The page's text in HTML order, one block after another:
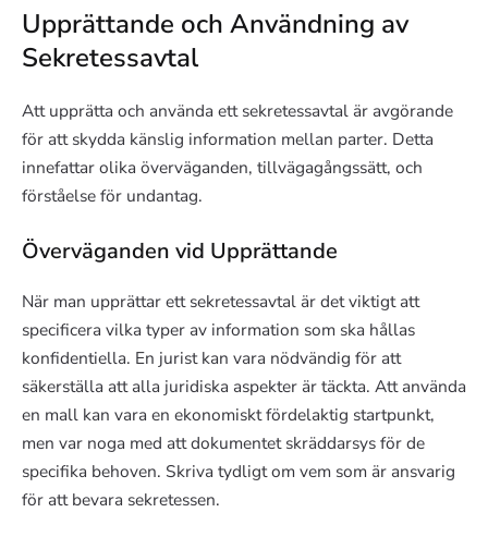
Upprättande och Användning av
Sekretessavtal
Att upprätta och använda ett sekretessavtal är avgörande
för att skydda känslig information mellan parter. Detta
innefattar olika överväganden, tillvägagångssätt, och
förståelse för undantag.
Överväganden vid Upprättande
När man upprättar ett sekretessavtal är det viktigt att
specificera vilka typer av information som ska hållas
konfidentiella. En jurist kan vara nödvändig för att
säkerställa att alla juridiska aspekter är täckta. Att använda
en mall kan vara en ekonomiskt fördelaktig startpunkt,
men var noga med att dokumentet skräddarsys för de
specifika behoven. Skriva tydligt om vem som är ansvarig
för att bevara sekretessen.